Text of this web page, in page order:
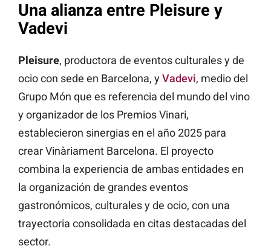
Una alianza entre Pleisure y
Vadevi
Pleisure, productora de eventos culturales y de
ocio con sede en Barcelona, y Vadevi, medio del
Grupo Món que es referencia del mundo del vino
y organizador de los Premios Vinari,
establecieron sinergias en el año 2025 para
crear Vinàriament Barcelona. El proyecto
combina la experiencia de ambas entidades en
la organización de grandes eventos
gastronómicos, culturales y de ocio, con una
trayectoria consolidada en citas destacadas del
sector.